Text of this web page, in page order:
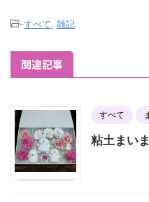
-すべて 雑記
関連記事
すべて
粘土まい